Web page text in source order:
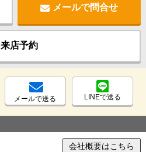
メールで問合せ
来店予約
メールで送る LINEで送る
会社概要はこちら